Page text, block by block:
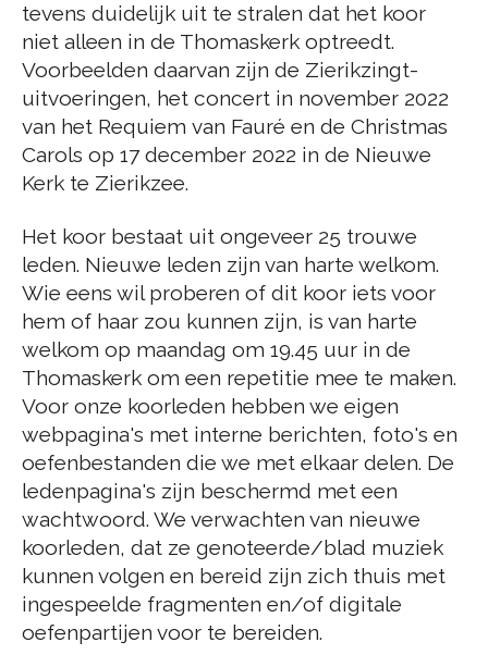
tevens duidelijk uit te stralen dat het koor
niet alleen in de Thomaskerk optreedt.
Voorbeelden daarvan zijn de Zierikzingt-
uitvoeringen, het concert in november 2022
van het Requiem van Fauré en de Christmas
Carols op 17 december 2022 in de Nieuwe
Kerk te Zierikzee.
Het koor bestaat uit ongeveer 25 trouwe
leden. Nieuwe leden zijn van harte welkom.
Wie eens wil proberen of dit koor iets voor
hem of haar zou kunnen zijn, is van harte
welkom op maandag om 19.45 uur in de
Thomaskerk om een repetitie mee te maken.
Voor onze koorleden hebben we eigen
webpagina's met interne berichten, foto's en
oefenbestanden die we met elkaar delen. De
ledenpagina's zijn beschermd met een
wachtwoord. We verwachten van nieuwe
koorleden, dat ze genoteerde/blad muziek
kunnen volgen en bereid zijn zich thuis met
ingespeelde fragmenten en/of digitale
oefenpartijen voor te bereiden.